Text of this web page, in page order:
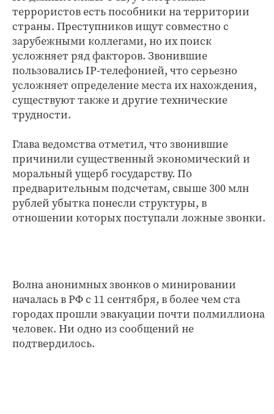
террористов есть пособники на территории
страны. Преступников ищут совместно с
зарубежными коллегами, но их поиск
усложняет ряд факторов. Звонившие
пользовались IP-телефонией, что серьезно
усложняет определение места их нахождения,
существуют также и другие технические
трудности.
Глава ведомства отметил, что звонившие
причинили существенный экономический и
моральный ущерб государству. По
предварительным подсчетам, свыше 300 млн
рублей убытка понесли структуры, в
отношении которых поступали ложные звонки.
Волна анонимных звонков о минировании
началась в РФ с 11 сентября, в более чем ста
городах прошли эвакуации почти полмиллиона
человек. Ни одно из сообщений не
подтвердилось.